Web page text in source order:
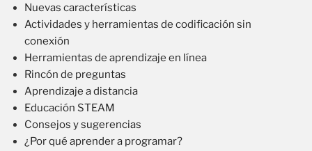
Nuevas características
Actividades y herramientas de codificación sin
conexión
Herramientas de aprendizaje en línea
Rincón de preguntas
Aprendizaje a distancia
Educación STEAM
Consejos y sugerencias
¿Por qué aprender a programar?